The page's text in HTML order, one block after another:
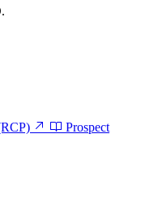
Prospect